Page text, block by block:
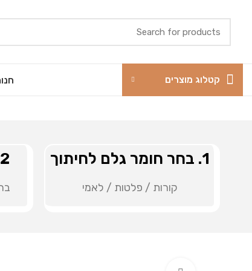
קטלוג מוצרים
1. בחר חומר גלם לחיתוך
קורות / פלטות / לאמי
2. בחר פרזול מתאים